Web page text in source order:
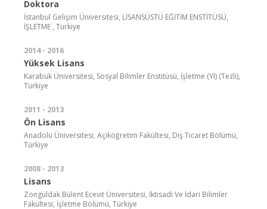
Doktora
İstanbul Gelişim Üniversitesi, LİSANSÜSTÜ EĞİTİM ENSTİTÜSÜ,
İŞLETME , Türkiye
2014 - 2016
Yüksek Lisans
Karabük Üniversitesi, Sosyal Bilimler Enstitüsü, İşletme (Yl) (Tezli),
Türkiye
2011 - 2013
Ön Lisans
Anadolu Üniversitesi, Açıköğretim Fakültesi, Dış Ticaret Bölümü,
Türkiye
2008 - 2013
Lisans
Zonguldak Bülent Ecevit Üniversitesi, İktisadi Ve İdari Bilimler
Fakültesi, İşletme Bölümü, Türkiye